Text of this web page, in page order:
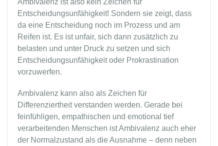
Ambivalenz ist also kein Zeichen für
Entscheidungsunfähigkeit! Sondern sie zeigt, dass
da eine Entscheidung noch im Prozess und am
Reifen ist. Es ist unfair, sich dann zusätzlich zu
belasten und unter Druck zu setzen und sich
Entscheidungsunfähigkeit oder Prokrastination
vorzuwerfen.
Ambivalenz kann also als Zeichen für
Differenziertheit verstanden werden. Gerade bei
feinfühligen, empathischen und emotional tief
verarbeitenden Menschen ist Ambivalenz auch eher
der Normalzustand als die Ausnahme – denn neben